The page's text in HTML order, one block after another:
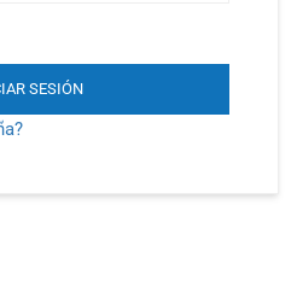
SESIÓN